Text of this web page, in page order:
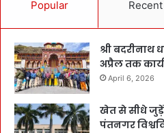
Popular Recent
श्री बदरीनाथ
अप्रैल तक
April 6, 2026
खेत से सीधे
पंतनगर